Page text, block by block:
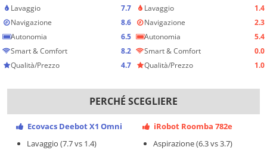
Lavaggio
7.7
Navigazione
8.6
Autonomia
6.5
Smart & Comfort
8.2
Qualità/Prezzo
4.7
Lavaggio
1.4
Navigazione
2.3
Autonomia
5.4
Smart & Comfort
0.0
Qualità/Prezzo
1.0
PERCHÉ SCEGLIERE
Ecovacs Deebot X1 Omni
Lavaggio (7.7 vs 1.4)
iRobot Roomba 782e
Aspirazione (6.3 vs 3.7)